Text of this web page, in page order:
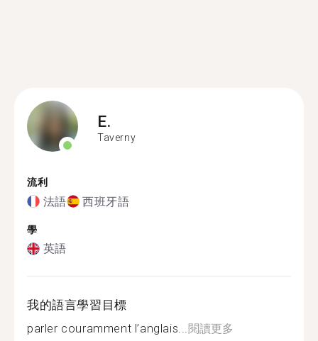
E.
Taverny
流利
法語 西班牙語
學
英語
我的語言學習目標
parler couramment l’anglais...閱讀更多